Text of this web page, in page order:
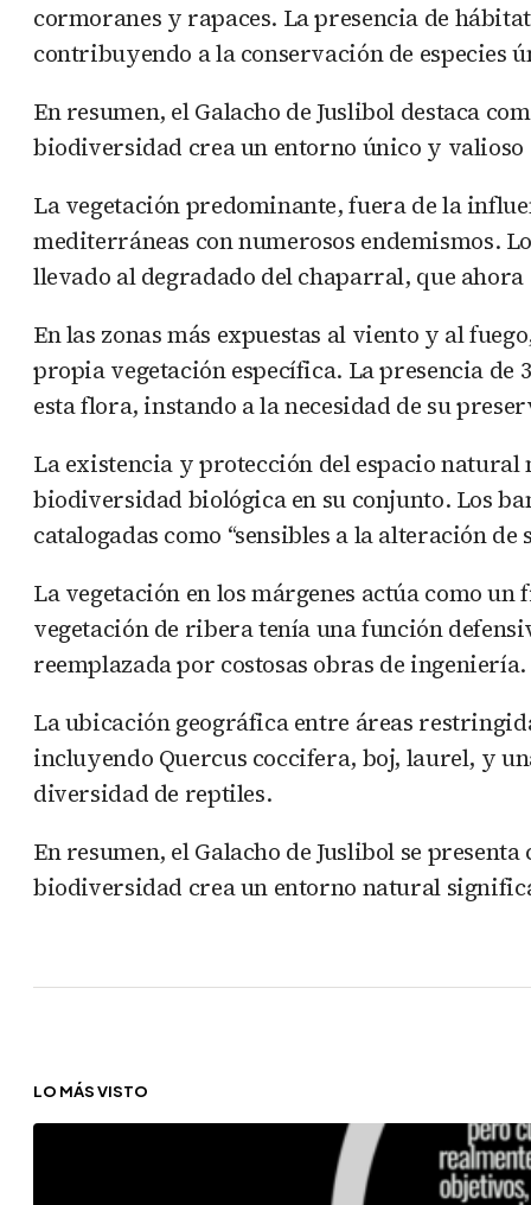
cormoranes y rapaces. La presencia de
contribuyendo a la conservación de especies
En resumen, el Galacho de Juslibol destaca
biodiversidad crea un entorno único y valioso
La vegetación predominante, fuera de la
mediterráneas con numerosos endemismos.
llevado al degradado del chaparral, que
En las zonas más expuestas al viento y al
propia vegetación específica. La presencia de
esta flora, instando a la necesidad de su
La existencia y protección del espacio
biodiversidad biológica en su conjunto. Los
catalogadas como “sensibles a la alteración de
La vegetación en los márgenes actúa como
vegetación de ribera tenía una función
reemplazada por costosas obras de ingeniería.
La ubicación geográfica entre áreas
incluyendo Quercus coccifera, boj, laurel, y
diversidad de reptiles.
En resumen, el Galacho de Juslibol se
biodiversidad crea un entorno natural
LO MÁS VISTO